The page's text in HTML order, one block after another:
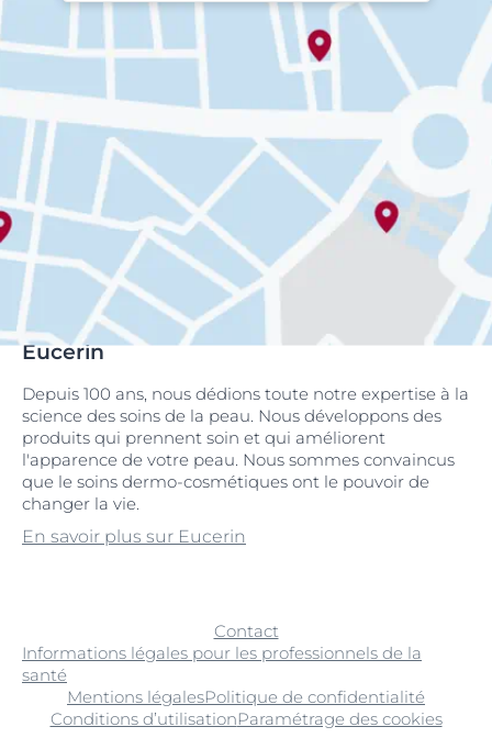
Eucerin
Depuis 100 ans, nous dédions toute notre expertise à la
science des soins de la peau. Nous développons des
produits qui prennent soin et qui améliorent
l'apparence de votre peau. Nous sommes convaincus
que le soins dermo-cosmétiques ont le pouvoir de
changer la vie.
En savoir plus sur Eucerin
Contact
Informations légales pour les professionnels de la
santé
Mentions légalesPolitique de confidentialité
Conditions d’utilisationParamétrage des cookies